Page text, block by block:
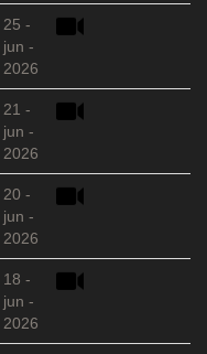
25 -
jun -
2026
21 -
jun -
2026
20 -
jun -
2026
18 -
jun -
2026